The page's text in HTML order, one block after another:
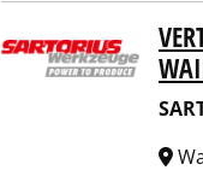
SARTORIUS